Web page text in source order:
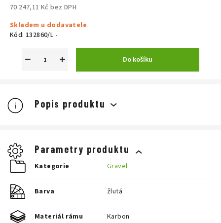
70 247,11 Kč bez DPH
cena:
Skladem u dodavatele
Kód: 132860/L -
+
− Do košíku
Popis produktu
Parametry produktu
Kategorie Gravel
Barva žlutá
Materiál rámu Karbon